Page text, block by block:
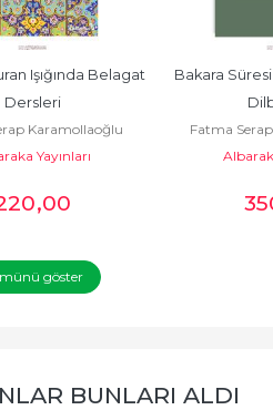
Işığında Belagat
Dersleri
Karamollaoğlu
Yayınları
,00
Bakara
Fatma
göster
BUNLARI ALDI